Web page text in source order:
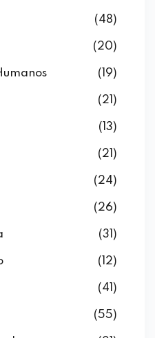
(48)
(20)
(19)
(21)
(13)
(21)
(24)
(26)
(31)
(12)
(41)
(55)